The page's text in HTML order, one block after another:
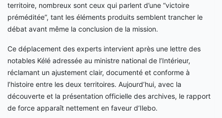
territoire, nombreux sont ceux qui parlent d’une “victoire
préméditée”, tant les éléments produits semblent trancher le
débat avant même la conclusion de la mission.
Ce déplacement des experts intervient après une lettre des
notables Kélé adressée au ministre national de l’Intérieur,
réclamant un ajustement clair, documenté et conforme à
l’histoire entre les deux territoires. Aujourd’hui, avec la
découverte et la présentation officielle des archives, le rapport
de force apparaît nettement en faveur d’Ilebo.